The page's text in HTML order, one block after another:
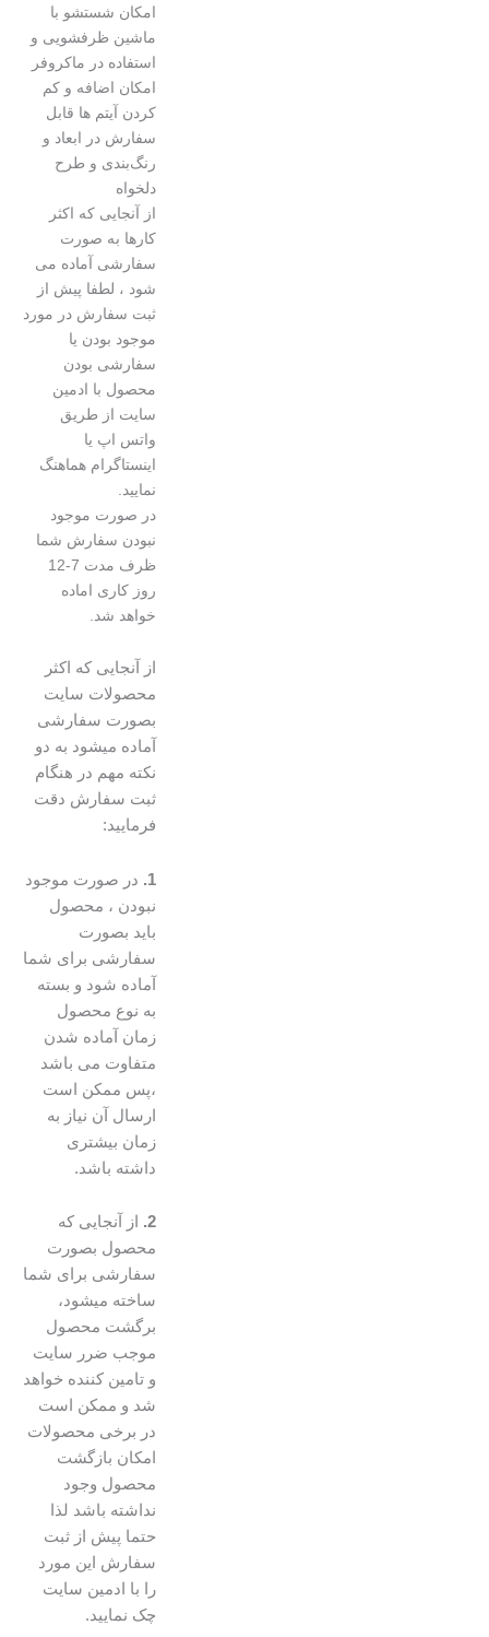
امکان شستشو با
ماشین ظرفشویی و
استفاده در ماکروفر
امکان اضافه و کم
کردن آیتم ها قابل
سفارش در ابعاد و
رنگ‌بندی و طرح
دلخواه
از آنجایی که اکثر
کارها به صورت
سفارشی آماده می
شود ، لطفا پیش از
ثبت سفارش در مورد
موجود بودن یا
سفارشی بودن
محصول با ادمین
سایت از طریق
واتس اپ یا
اینستاگرام هماهنگ
نمایید.
در صورت موجود
نبودن سفارش شما
ظرف مدت 7-12
روز کاری اماده
خواهد شد.
از آنجایی که اکثر
محصولات سایت
بصورت سفارشی
آماده میشود به دو
نکته مهم در هنگام
ثبت سفارش دقت
فرمایید:
در صورت موجود
نبودن ، محصول
باید بصورت
سفارشی برای شما
آماده شود و بسته
به نوع محصول
زمان آماده شدن
متفاوت می باشد
،پس ممکن است
ارسال آن نیاز به
زمان بیشتری
داشته باشد.
از آنجایی که
محصول بصورت
سفارشی برای شما
ساخته میشود،
برگشت محصول
موجب ضرر سایت
و تامین کننده خواهد
شد و ممکن است
در برخی محصولات
امکان بازگشت
محصول وجود
نداشته باشد لذا
حتما پیش از ثبت
سفارش این مورد
را با ادمین سایت
چک نمایید.